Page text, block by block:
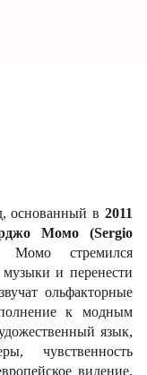
основанный в 2011
Момо (Sergio
стремился
и перенести
ольфакторные
к модным
язык,
чувственность
видение.